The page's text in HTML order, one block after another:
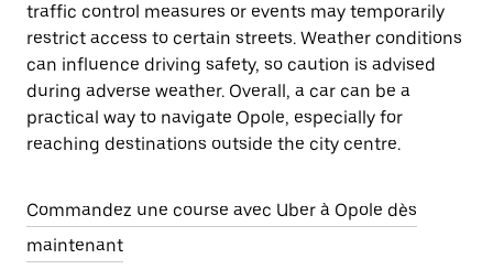
traffic control measures or events may temporarily
restrict access to certain streets. Weather conditions
can influence driving safety, so caution is advised
during adverse weather. Overall, a car can be a
practical way to navigate Opole, especially for
reaching destinations outside the city centre.
Commandez une course avec Uber à Opole dès
maintenant